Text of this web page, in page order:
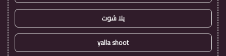
يلا شوت
yalla shoot